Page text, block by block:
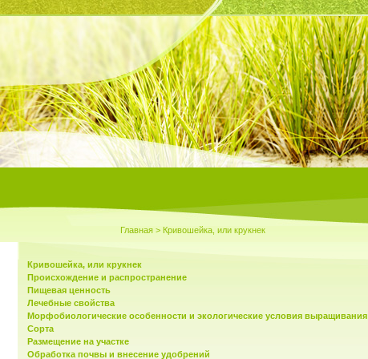
Главная> Кривошейка, или крукнек
Кривошейка, или крукнек
Происхождение и распространение
Пищевая ценность
Лечебные свойства
Морфобиологические особенности и экологические условия выращивания
Сорта
Размещение на участке
Обработка почвы и внесение удобрений